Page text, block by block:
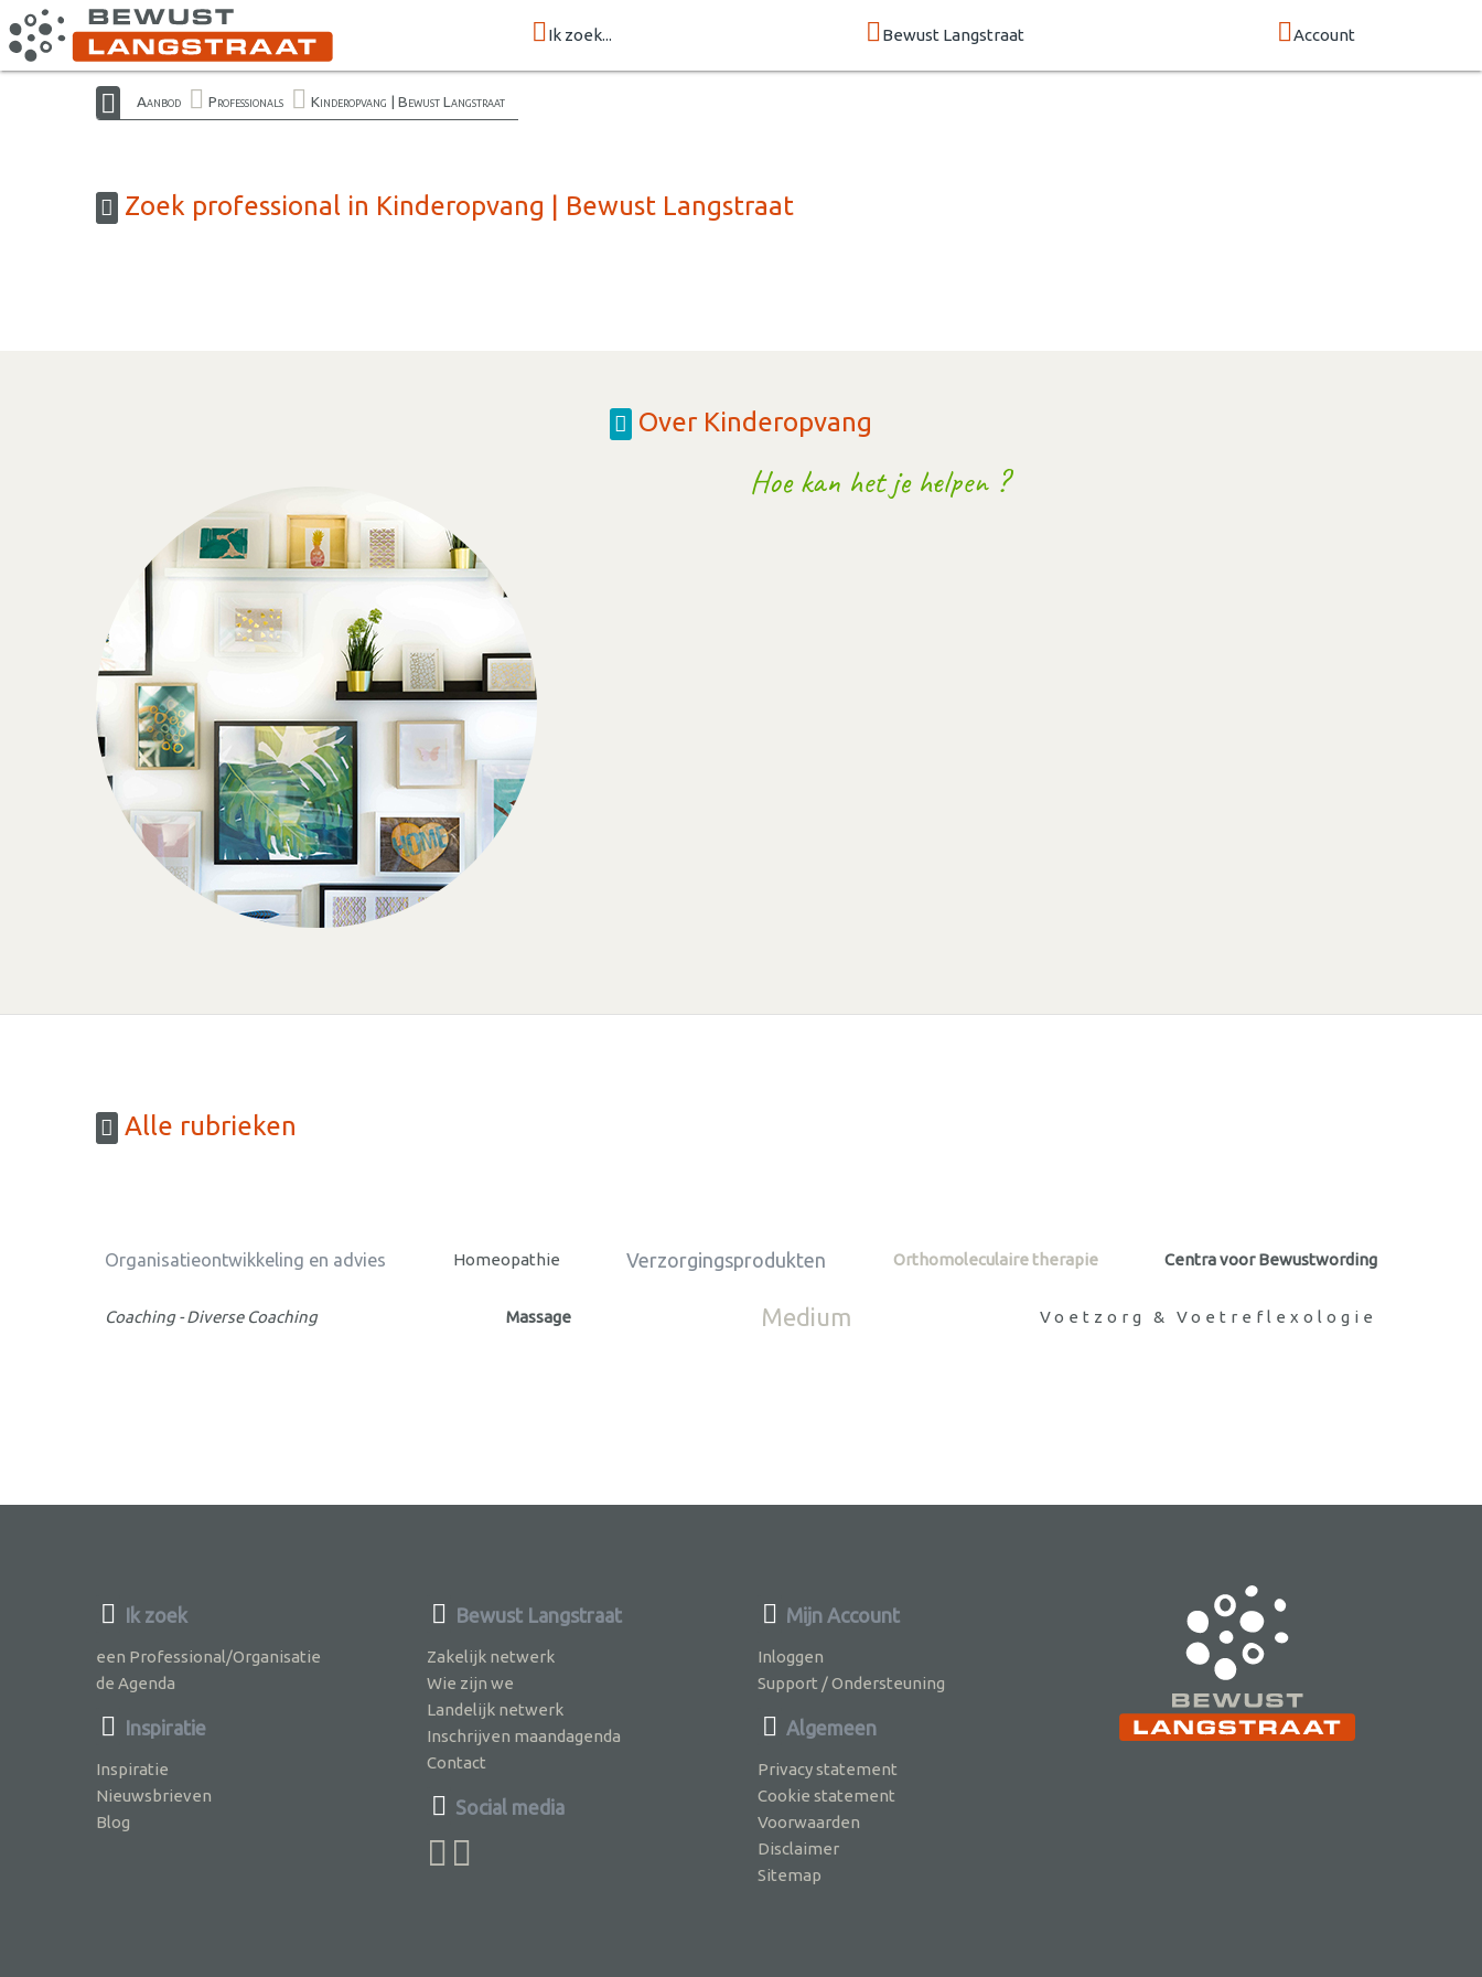
Ik zoek... Bewust Langstraat Account
Aanbod Professionals Kinderopvang | Bewust Langstraat
Zoek professional in Kinderopvang | Bewust Langstraat
Over Kinderopvang
Hoe kan het je helpen ?
Alle rubrieken
Organisatieontwikkeling en advies Homeopathie Verzorgingsprodukten Orthomoleculaire therapie Centra voor Bewustwording
Coaching - Diverse Coaching Massage Medium Voetzorg & Voetreflexologie
Ik zoek
een Professional/Organisatie
de Agenda
Inspiratie
Inspiratie
Nieuwsbrieven
Blog
Bewust Langstraat
Zakelijk netwerk
Wie zijn we
Landelijk netwerk
Inschrijven maandagenda
Contact
Social media
Mijn Account
Inloggen
Support / Ondersteuning
Algemeen
Privacy statement
Cookie statement
Voorwaarden
Disclaimer
Sitemap